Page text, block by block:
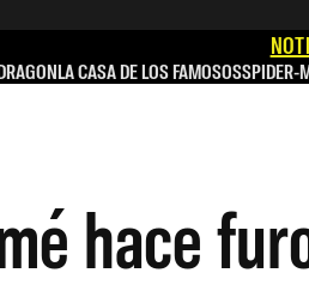
LA CASA DE LOS FAMOSOSSPIDER-
hace